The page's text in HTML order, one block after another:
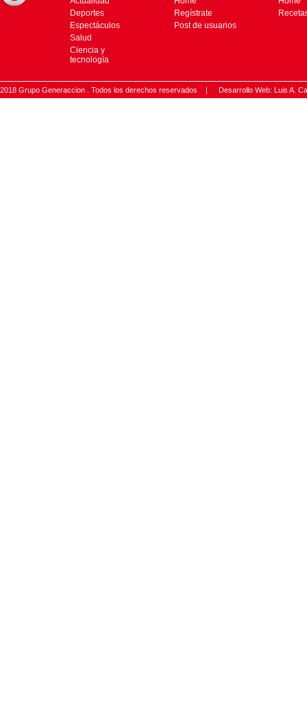
Deportes
Espectáculos
Salud
Ciencia y
tecnología
Regístrate
Post de usuarios
2018 Grupo Generaccion . Todos los derechos reservados | Desarrollo Web: Luis